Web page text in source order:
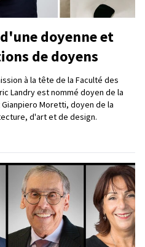
doyenne et
de doyens
à la tête de la Faculté des
Landry est nommé doyen de la
Moretti, doyen de la
d'art et de design.